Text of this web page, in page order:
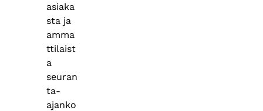
asiaka
sta ja
amma
ttilaist
a
seuran
ta-
ajanko